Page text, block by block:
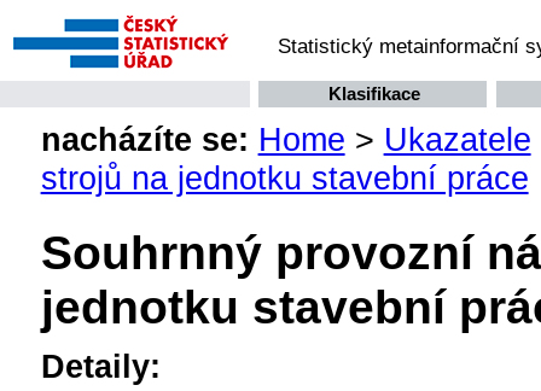
Statistický metainformační
Klasifikace
nacházíte se: Home > Ukazatele
strojů na jednotku stavební práce
Souhrnný provozní
jednotku stavební
Detaily: